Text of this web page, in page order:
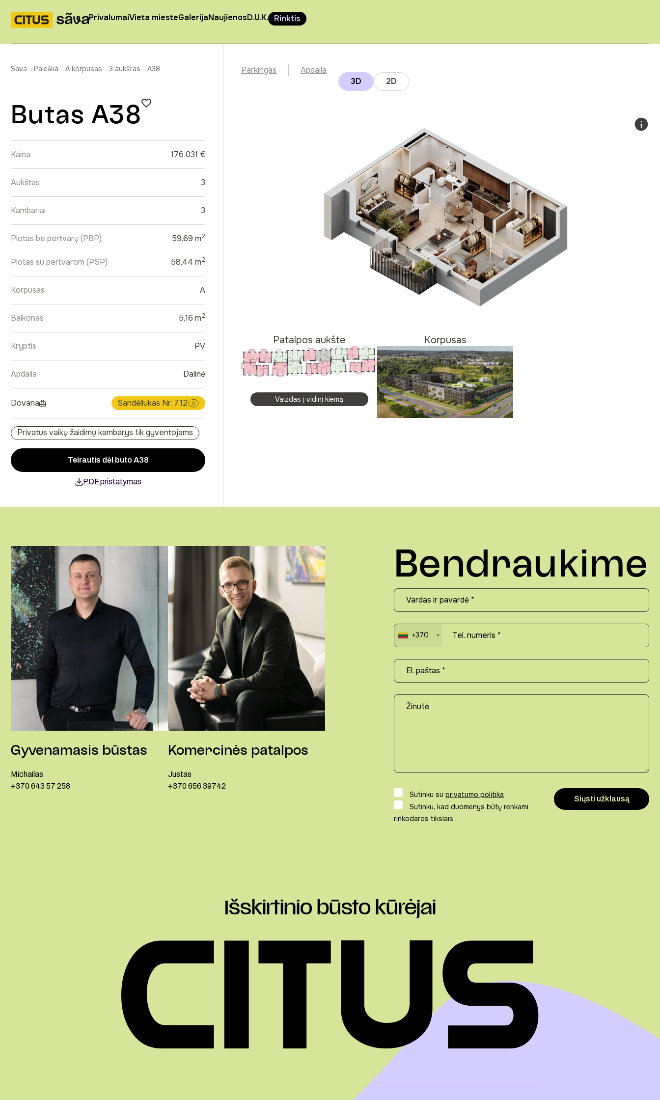
PrivalumaiVieta miesteGalerijaNaujienosD.U.K. Rinktis
Sava → Paieška →A korpusas →3 aukštas →A38
Butas A38
Kaina 176 031 €
Aukštas 3
Kambariai 3
Plotas be pertvarų (PBP) 59,69 m2
Plotas su pertvarom (PSP) 58,44 m2
Korpusas A
Balkonas 5,16 m2
Kryptis PV
Apdaila Dalinė
Dovana Sandėliukas Nr. 7.12
Privatus vaikų žaidimų kambarys tik gyventojams
Teirautis dėl buto A38
PDF pristatymas
Parkingas
Apdaila
3D
2D
Patalpos aukšte
Vaizdas į vidinį kiemą
Korpusas
Gyvenamasis būstas
Michailas
+370 643 57 258
Komercinės patalpos
Justas
+370 656 39742
Bendraukime
+370
Sutinku su privatumo politika
Sutinku, kad duomenys būtų renkami
rinkodaros tikslais
Išskirtinio būsto kūrėjai